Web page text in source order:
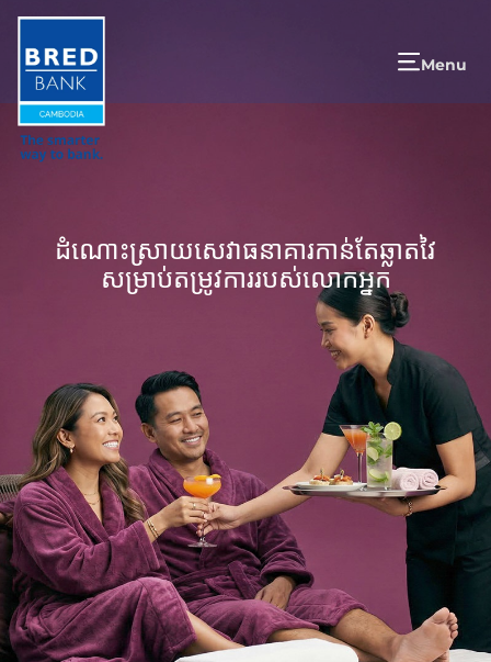
Menu
ដំណោះស្រាយសេវាធនាគារកាន់តែឆ្លាតវៃ
សម្រាប់តម្រូវការរបស់លោកអ្នក